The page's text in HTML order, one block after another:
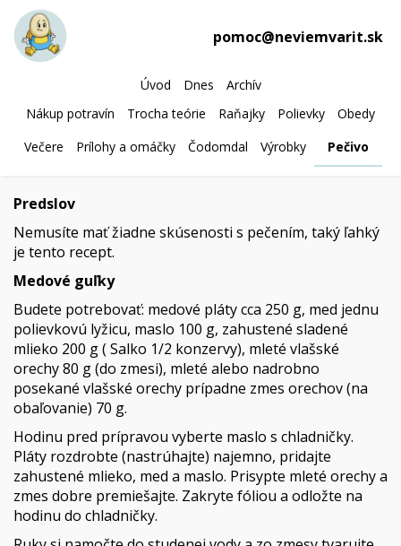
pomoc@neviemvarit.sk
Úvod Dnes
Archív
Nákup potravín
Trocha teórie Raňajky Polievky
Obedy
Večere
Prílohy a omáčky Čodomdal Výrobky Pečivo
Predslov
Nemusíte mať žiadne skúsenosti s pečením, taký ľahký
je tento recept.
Medové guľky
Budete potrebovať: medové pláty cca 250 g, med jednu
polievkovú lyžicu, maslo 100 g, zahustené sladené
mlieko 200 g ( Salko 1/2 konzervy), mleté vlašské
orechy 80 g (do zmesi), mleté alebo nadrobno
posekané vlašské orechy prípadne zmes orechov (na
obaľovanie) 70 g.
Hodinu pred prípravou vyberte maslo s chladničky.
Pláty rozdrobte (nastrúhajte) najemno, pridajte
zahustené mlieko, med a maslo. Prisypte mleté orechy a
zmes dobre premiešajte. Zakryte fóliou a odložte na
hodinu do chladničky.